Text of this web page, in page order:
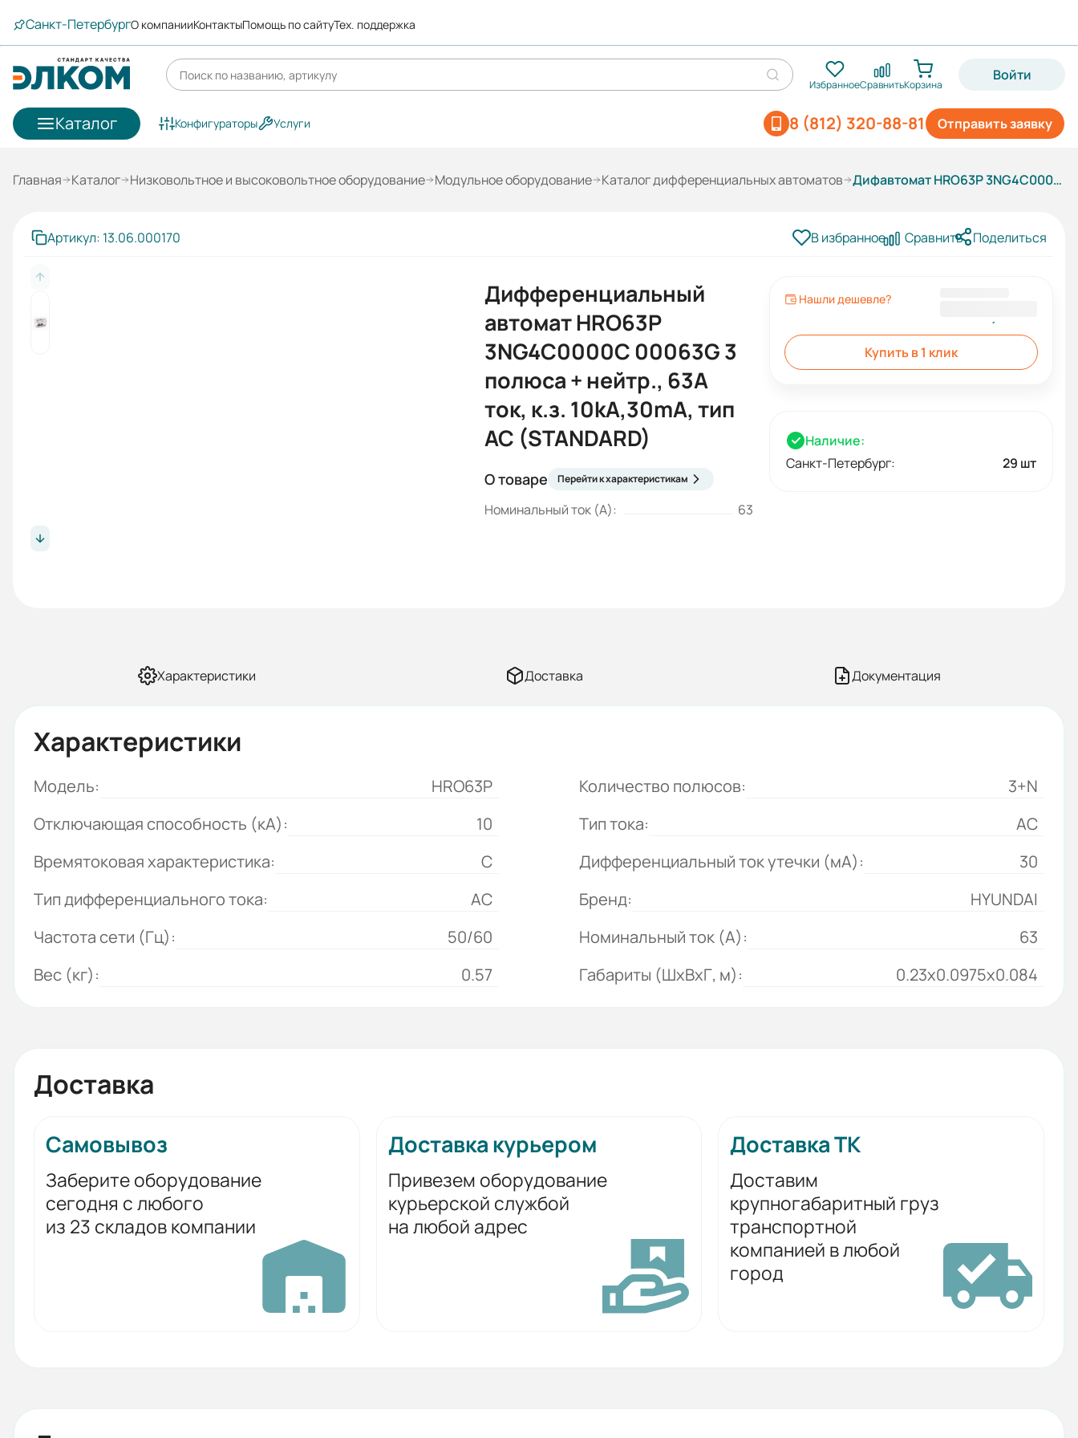
Санкт-ПетербургО компанииКонтактыПомощь по сайтуТех. поддержка
ИзбранноеСравнитьКорзина
Войти
Каталог Отправить заявку
8 (812) 320-88-81
Конфигураторы Услуги
Главная Каталог Низковольтное и высоковольтное оборудование Модульное оборудование Каталог дифференциальных автоматов Дифавтомат HRO63P 3NG4C0000C G 3P+N 63A 10кА 30мА
Артикул: 13.06.000170 В избранное Сравнить Поделиться
Дифференциальный
автомат HRO63P
3NG4C0000C 00063G 3
полюса + нейтр., 63A
ток, к.з. 10kA,30mA, тип
AC (STANDARD)
О товаре Перейти к характеристикам
Номинальный ток (А): 63
Нашли дешевле?
Купить в 1 клик
Наличие:
Санкт-Петербург:
29 шт
Характеристики Доставка Документация
Характеристики
Модель: HRO63P Количество полюсов:
3+N
Отключающая способность (кА):
10 Тип тока:
АС
Времятоковая характеристика:
C Дифференциальный ток утечки (мА):
30
Тип дифференциального тока:
AC Бренд:
HYUNDAI
Частота сети (Гц):
50/60 Номинальный ток (А):
63
Вес (кг):
0.57 Габариты (ШхВхГ, м): 0.23x0.0975x0.084
Доставка
Самовывоз
Заберите оборудование
сегодня с любого
из 23 складов компании
Доставка курьером
Привезем оборудование
курьерской службой
на любой адрес
Доставка ТК
Доставим
крупногабаритный груз
транспортной
компанией в любой
город